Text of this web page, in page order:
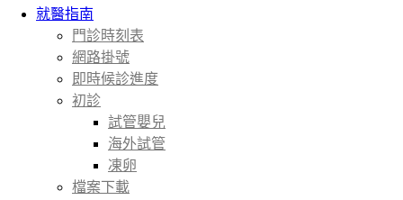
就醫指南
門診時刻表
網路掛號
即時候診進度
初診
試管嬰兒
海外試管
凍卵
檔案下載